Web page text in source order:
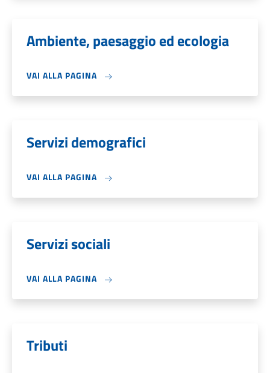
Ambiente, paesaggio ed ecologia
VAI ALLA PAGINA
Servizi demografici
VAI ALLA PAGINA
Servizi sociali
VAI ALLA PAGINA
Tributi